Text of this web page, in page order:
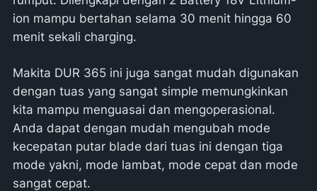
ion mampu bertahan selama 30 menit hingga 60
menit sekali charging.
Makita DUR 365 ini juga sangat mudah digunakan
dengan tuas yang sangat simple memungkinkan
kita mampu menguasai dan mengoperasional.
Anda dapat dengan mudah mengubah mode
kecepatan putar blade dari tuas ini dengan tiga
mode yakni, mode lambat, mode cepat dan mode
sangat cepat.